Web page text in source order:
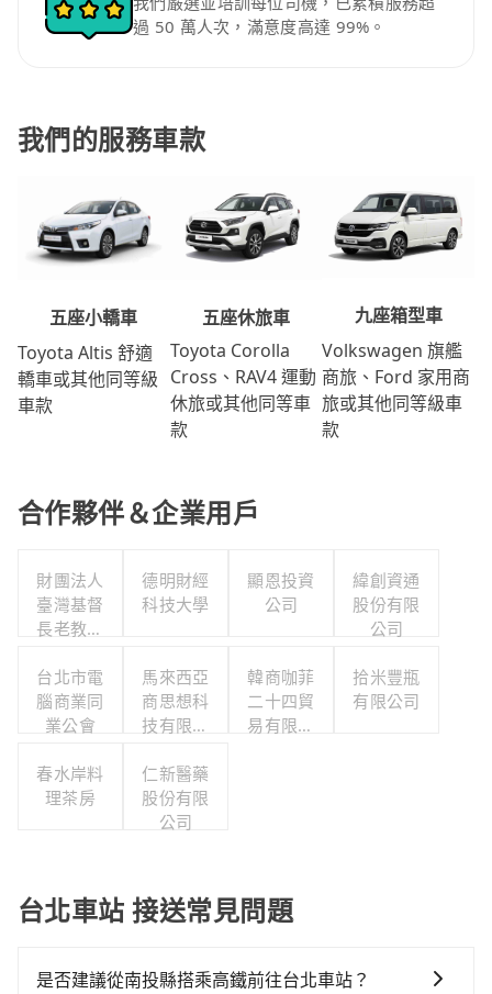
過 50 萬人次，滿意度高達 99%。
我們的服務車款
五座小轎車
Toyota Altis 舒適
轎車或其他同等級
車款
五座休旅車
Toyota Corolla
Cross、RAV4 運動
休旅或其他同等車
款
九座箱型車
Volkswagen 旗艦
商旅、Ford 家用商
旅或其他同等級車
款
合作夥伴＆企業用戶
財團法人
臺灣基督
長老教會
德明財經
科技大學
顯恩投資
公司
緯創資通
股份有限
公司
台北市電
腦商業同
業公會
馬來西亞
商思想科
技有限公
公司
韓商咖菲
二十四貿
易有限公
拾米豐瓶
有限公司
春水岸料
理茶房
仁新醫藥
股份有限
公司
台北車站 接送常見問題
是否建議從南投縣搭乘高鐵前往台北車站？